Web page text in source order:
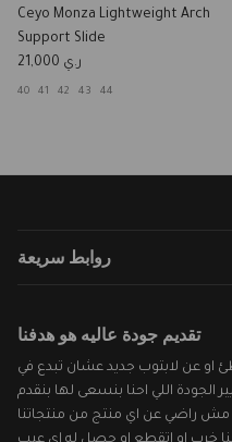
Ceyo Monza Lightweight Arch
Support Slide
Regular price
ر.ي 21,000
40 41 42 43 44
روابط سريعة
تقديم جودة عاليه هو هدفنا
او عن لابتوب جديد عشان تبدع في
اللي احنا بنسعى لها بنقدم
مش راضي عن اي منتج من منتجاتنا